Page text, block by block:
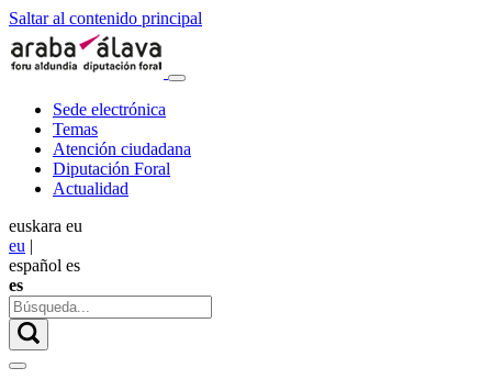
Saltar al contenido principal
Sede electrónica
Temas
Atención ciudadana
Diputación Foral
Actualidad
euskara eu
eu |
español es
es